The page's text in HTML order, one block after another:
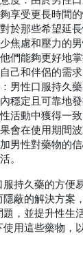
享受更長時間
於那些希望延
焦慮和壓力的男
們能夠更好地
己和伴侶的需求
男性口服持久
穩定且可靠地
活動中獲得一
會在使用期間
男性對藥物的
。
持久藥的方便
蔽的解決方案
，並提升性生
用這些藥物，